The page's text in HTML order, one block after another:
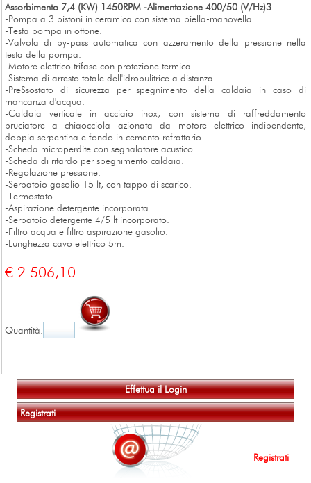
Assorbimento 7,4 (KW) 1450RPM -Alimentazione 400/50 (V/Hz)3
-Pompa a 3 pistoni in ceramica con sistema biella-manovella.
-Testa pompa in ottone.
-Valvola di by-pass automatica con azzeramento della pressione nella
testa della pompa.
-Motore elettrico trifase con protezione termica.
-Sistema di arresto totale dell'idropulitrice a distanza.
-PreSsostato di sicurezza per spegnimento della caldaia in caso di
mancanza d'acqua.
-Caldaia verticale in acciaio inox, con sistema di raffreddamento
bruciatore a chiaocciola azionata da motore elettrico indipendente,
doppia serpentina e fondo in cemento refrattario.
-Scheda microperdite con segnalatore acustico.
-Scheda di ritardo per spegnimento caldaia.
-Regolazione pressione.
-Serbatoio gasolio 15 lt, con tappo di scarico.
-Termostato.
-Aspirazione detergente incorporata.
-Serbatoio detergente 4/5 lt incorporato.
-Filtro acqua e filtro aspirazione gasolio.
-Lunghezza cavo elettrico 5m.
€ 2.506,10
Quantità
Effettua il Login
Registrati
Registrati